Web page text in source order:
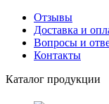
Отзывы
Доставка и
Вопросы и
Контакты
Каталог продукции